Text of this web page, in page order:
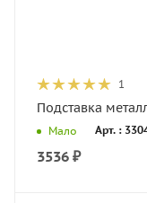
1
Подставка
Мало Арт. :
3536 ₽